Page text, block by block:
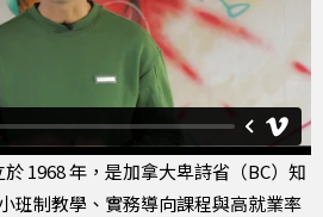
1968 年，是加拿大卑詩省（BC）知
班制教學、實務導向課程與高就業率